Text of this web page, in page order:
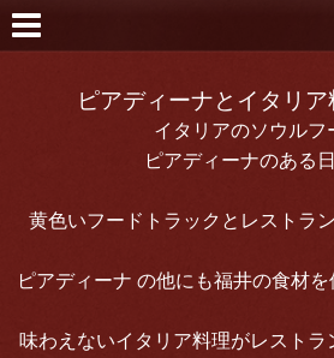
ピアディーナとイタリ
イタリアのソウルフ
ピアディーナのある日
黄色いフードトラックとレストラ
ピアディーナ の他にも福井の食材
味わえないイタリア料理がレスト